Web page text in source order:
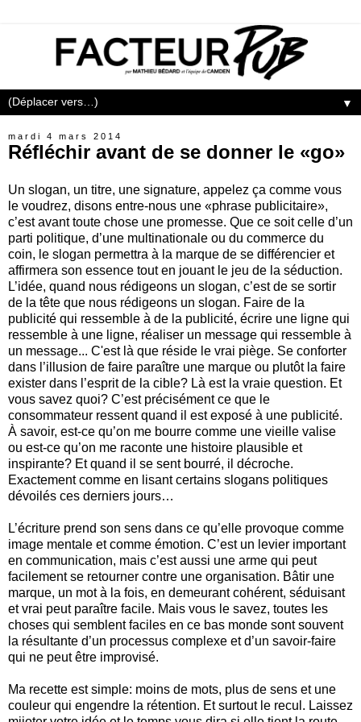
▼
mardi 4 mars 2014
Réfléchir avant de se donner le «go»
Un slogan, un titre, une signature, appelez ça comme vous
le voudrez, disons entre-nous une «phrase publicitaire»,
c’est avant toute chose une promesse. Que ce soit celle d’un
parti politique, d’une multinationale ou du commerce du
coin, le slogan permettra à la marque de se différencier et
affirmera son essence tout en jouant le jeu de la séduction.
L’idée, quand nous rédigeons un slogan, c’est de se sortir
de la tête que nous rédigeons un slogan. Faire de la
publicité qui ressemble à de la publicité, écrire une ligne qui
ressemble à une ligne, réaliser un message qui ressemble à
un message... C'est là que réside le vrai piège. Se conforter
dans l’illusion de faire paraître une marque ou plutôt la faire
exister dans l’esprit de la cible? Là est la vraie question. Et
vous savez quoi? C’est précisément ce que le
consommateur ressent quand il est exposé à une publicité.
À savoir, est-ce qu’on me bourre comme une vieille valise
ou est-ce qu’on me raconte une histoire plausible et
inspirante? Et quand il se sent bourré, il décroche.
Exactement comme en lisant certains slogans politiques
dévoilés ces derniers jours…
L’écriture prend son sens dans ce qu’elle provoque comme
image mentale et comme émotion. C’est un levier important
en communication, mais c’est aussi une arme qui peut
facilement se retourner contre une organisation. Bâtir une
marque, un mot à la fois, en demeurant cohérent, séduisant
et vrai peut paraître facile. Mais vous le savez, toutes les
choses qui semblent faciles en ce bas monde sont souvent
la résultante d’un processus complexe et d’un savoir-faire
qui ne peut être improvisé.
Ma recette est simple: moins de mots, plus de sens et une
couleur qui engendre la rétention. Et surtout le recul. Laissez